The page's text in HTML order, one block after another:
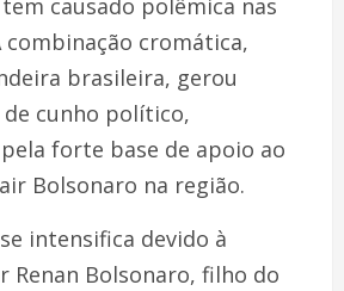
causado polêmica nas
combinação cromática,
brasileira, gerou
cunho político,
forte base de apoio ao
Bolsonaro na região.
intensifica devido à
Renan Bolsonaro, filho do